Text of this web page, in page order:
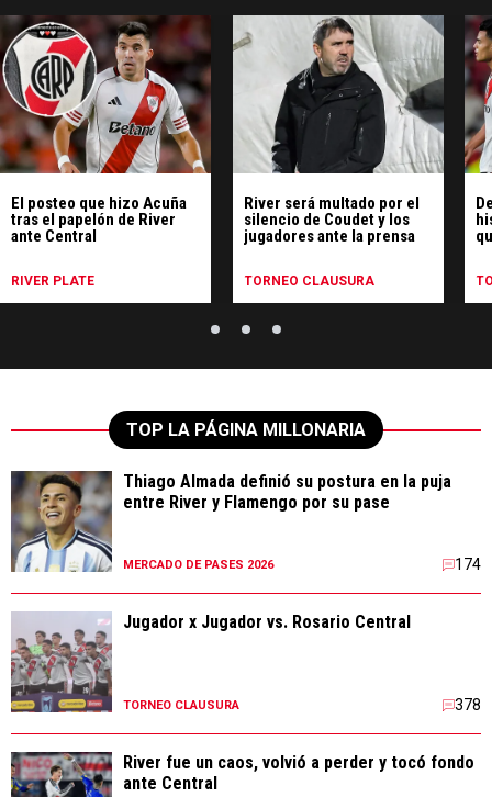
El posteo que hizo Acuña
tras el papelón de River
ante Central
RIVER PLATE
River será multado por el
silencio de Coudet y los
jugadores ante la prensa
TORNEO CLAUSURA
TOP LA PÁGINA MILLONARIA
Thiago Almada definió su postura en la puja
entre River y Flamengo por su pase
MERCADO DE PASES 2026 174
Jugador x Jugador vs. Rosario Central
TORNEO CLAUSURA 378
River fue un caos, volvió a perder y tocó fondo
ante Central